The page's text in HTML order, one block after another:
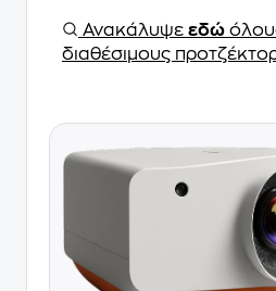
Ανακάλυψε εδώ
διαθέσιμους